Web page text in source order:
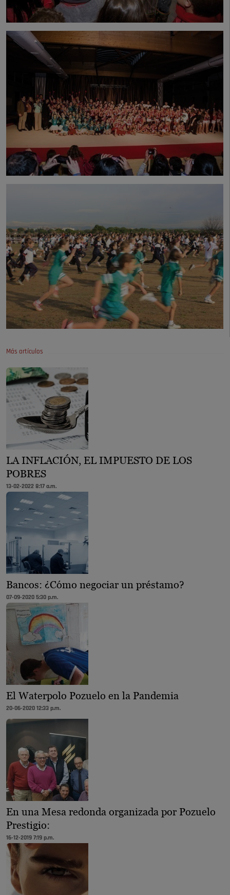
Más artículos
LA INFLACIÓN, EL IMPUESTO DE LOS
POBRES
13-02-2022 8:17 a.m.
Bancos: ¿Cómo negociar un préstamo?
07-09-2020 5:30 p.m.
El Waterpolo Pozuelo en la Pandemia
20-06-2020 12:33 p.m.
En una Mesa redonda organizada por Pozuelo
Prestigio:
16-12-2019 7:19 p.m.